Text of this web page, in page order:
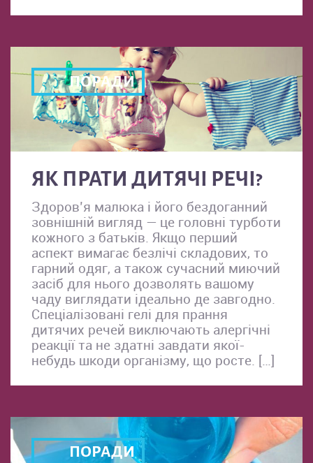
ПОРАДИ
ЯК ПРАТИ ДИТЯЧІ РЕЧІ?
Здоров’я малюка і його бездоганний
зовнішній вигляд — це головні турботи
кожного з батьків. Якщо перший
аспект вимагає безлічі складових, то
гарний одяг, а також сучасний миючий
засіб для нього дозволять вашому
чаду виглядати ідеально де завгодно.
Спеціалізовані гелі для прання
дитячих речей виключають алергічні
реакції та не здатні завдати якої-
небудь шкоди організму, що росте. […]
ПОРАДИ